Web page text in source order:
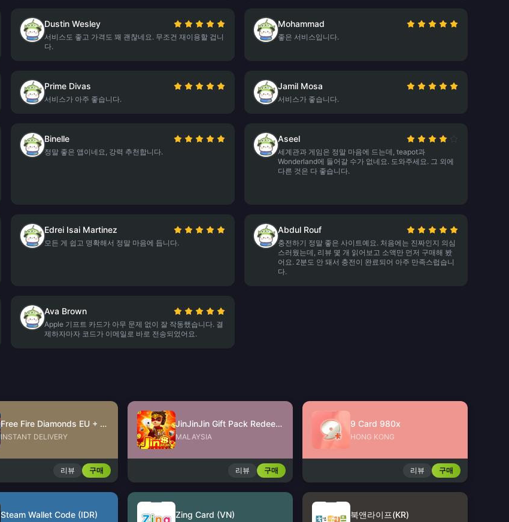
Dustin Wesley
서비스도 좋고 가격도 꽤 괜찮네요. 무조건 재이용할 겁니
다.
Mohammad
좋은 서비스입니다.
Prime Divas
서비스가 아주 좋습니다.
Jamil Mosa
서비스가 좋습니다.
Binelle
정말 좋은 앱이네요, 강력 추천합니다.
Aseel
세계관과 게임은 정말 마음에 드는데, teapot과
Wonderland에 들어갈 수가 없네요. 도와주세요. 그 외에
다른 것은 다 좋습니다.
Edrei Isai Martinez
모든 게 쉽고 명확해서 정말 마음에 듭니다.
Abdul Rouf
충전하기 정말 좋은 사이트예요. 처음에는 진짜인지 의심
스러웠는데, 리뷰 몇 개 읽어보고 소액만 먼저 구매해 봤
어요. 2분도 안 돼서 충전이 완료되어 아주 만족스럽습니
다.
Ava Brown
Apple 기프트 카드가 아무 문제 없이 잘 작동했습니다. 결
제하자마자 코드가 이메일로 바로 전송되었어요.
Free Fire Diamonds EU + TR
INSTANT DELIVERY
리뷰 구매
JinJinJin Gift Pack Redeem Code
MALAYSIA
리뷰 구매
9 Card 980x
HONG KONG
리뷰 구매
Steam Wallet Code (IDR) Zing Card (VN) 북앤라이프(KR)